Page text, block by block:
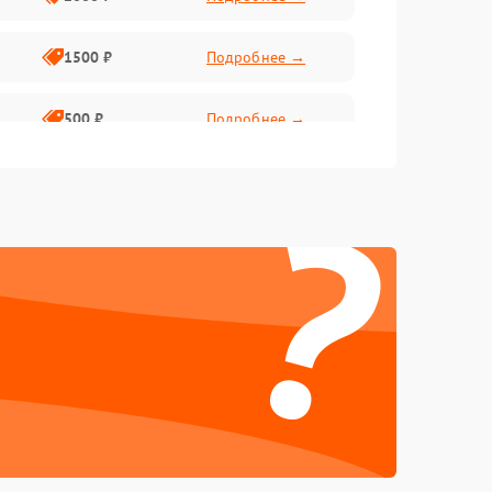
1500 ₽ Подробнее →
500 ₽ Подробнее →
1000 ₽
Подробнее →
?